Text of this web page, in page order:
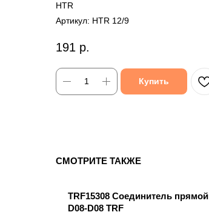
HTR
Артикул: HTR 12/9
191 р.
Купить
СМОТРИТЕ ТАКЖЕ
TRF15308 Соединитель прямой
D08-D08 TRF